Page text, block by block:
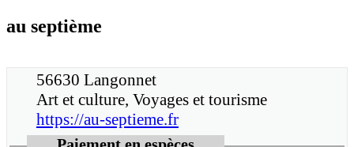
au septième
56630 Langonnet
Art et culture, Voyages et tourisme
https://au-septieme.fr